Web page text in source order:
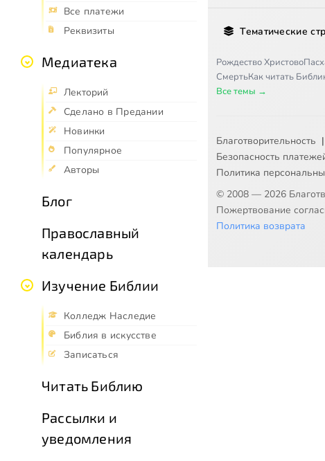
Все платежи
Реквизиты
Медиатека
Лекторий
Сделано в Предании
Новинки
Популярное
Авторы
Блог
Православный
календарь
Изучение Библии
Колледж Наследие
Библия в искусстве
Записаться
Читать Библию
Рассылки и
уведомления
Тематические
Рождество Христово
СмертьКак читать
Все темы →
Благотворительность |
Безопасность
Политика
© 2008 — 2026
Пожертвование
Политика возврата